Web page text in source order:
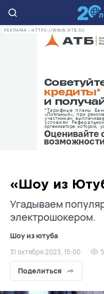
РЕКЛАМА • HTTPS://WWW.ATB.SU
«Шоу из
Угадываем
электрошокером.
Шоу из ютуба
31 октября 2023, 15:00
Поделиться